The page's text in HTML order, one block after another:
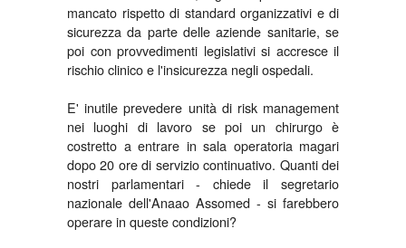
mancato rispetto di standard organizzativi e di
sicurezza da parte delle aziende sanitarie, se
poi con provvedimenti legislativi si accresce il
rischio clinico e l'insicurezza negli ospedali.
E' inutile prevedere unità di risk management
nei luoghi di lavoro se poi un chirurgo è
costretto a entrare in sala operatoria magari
dopo 20 ore di servizio continuativo. Quanti dei
nostri parlamentari - chiede il segretario
nazionale dell'Anaao Assomed - si farebbero
operare in queste condizioni?